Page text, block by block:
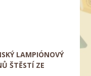
LAMPIÓNOVÝ
ŠTĚSTÍ ZE